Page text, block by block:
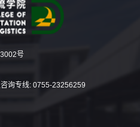
号
询专线: 0755-23256259